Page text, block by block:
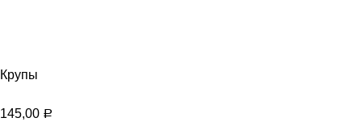
Крупы
145,00 Р